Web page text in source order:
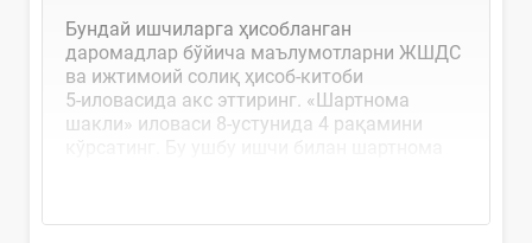
Бундай ишчиларга ҳисобланган
даромадлар бўйича маълумотларни ЖШДС
ва ижтимоий солиқ ҳисоб-китоби
5-иловасида акс эттиринг. «Шартнома
шакли» иловаси 8-устунида 4 рақамини